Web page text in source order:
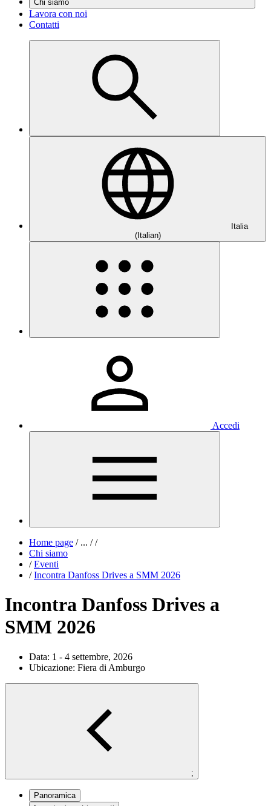
Chi siamo
Lavora con noi
Contatti
Italia
(Italian)
Accedi
Home page /... / /
Chi siamo
/ Eventi
/ Incontra Danfoss Drives a SMM 2026
Incontra Danfoss Drives a
SMM 2026
Data: 1 - 4 settembre, 2026
Ubicazione: Fiera di Amburgo
;
Panoramica